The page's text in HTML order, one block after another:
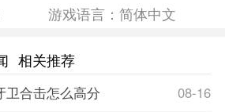
获得各种核武器，各有各的效果和作
玩家都必须在国际政治中找到独特的
文明的长远发展。
可以加入自己喜欢的国家开始游戏，每
游戏语言： 简体中文
相关推荐
08-16
合击怎么高分